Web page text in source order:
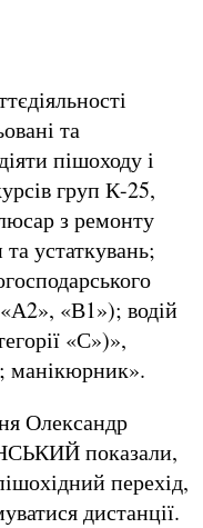
та
пішоходу і
груп К-25,
з ремонту
устаткувань;
«В1»); водій
«С»)»,
манікюрник».
Олександр
показали,
перехід,
дистанції.